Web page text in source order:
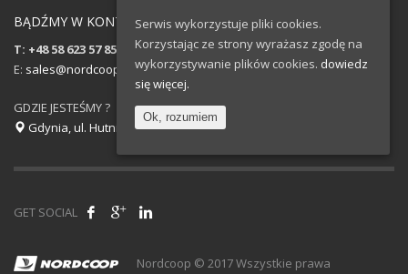
BĄDŹMY W KONTAKCIE!
T: +48 58 623 57 85
E: sales@nordcoop.com
GDZIE JESTEŚMY ?
Gdynia, ul. Hutnicza 40, Polska
GET SOCIAL
Nordcoop © 2017 Wszystkie prawa
Serwis wykorzystuje pliki cookies.
Korzystając ze strony wyrażasz zgodę na
wykorzystywanie plików cookies. dowiedz
się więcej.
Ok, rozumiem